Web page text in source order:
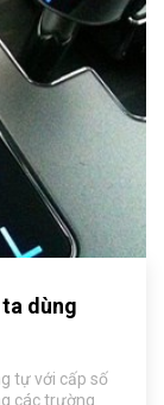
dùng
tự với cấp số
các trường